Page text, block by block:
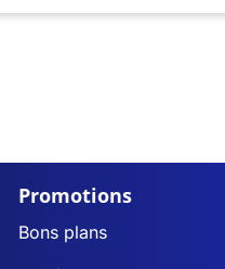
Promotions
Bons plans